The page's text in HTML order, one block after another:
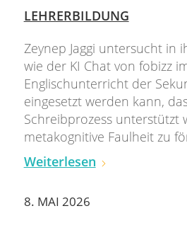
LEHRERBILDUNG
Zeynep Jaggi untersucht in
wie der KI Chat von fobizz
Englischunterricht der
eingesetzt werden kann,
Schreibprozess unterstützt
metakognitive Faulheit zu
Weiterlesen
8. MAI 2026